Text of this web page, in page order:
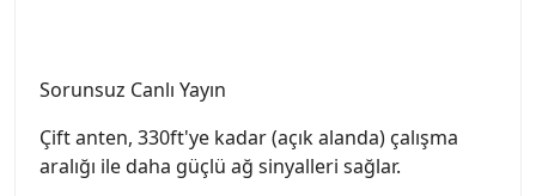
Sorunsuz Canlı Yayın
Çift anten, 330ft'ye kadar (açık alanda) çalışma
aralığı ile daha güçlü ağ sinyalleri sağlar.